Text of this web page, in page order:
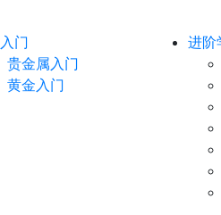
门
贵金属入门
黄金入门
进阶